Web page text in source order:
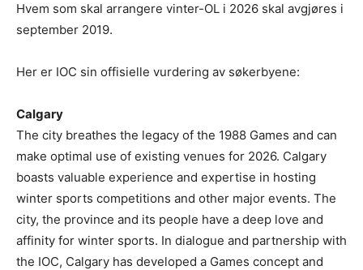
Hvem som skal arrangere vinter-OL i 2026 skal avgjøres i
september 2019.
Her er IOC sin offisielle vurdering av søkerbyene:
Calgary
The city breathes the legacy of the 1988 Games and can
make optimal use of existing venues for 2026. Calgary
boasts valuable experience and expertise in hosting
winter sports competitions and other major events. The
city, the province and its people have a deep love and
affinity for winter sports. In dialogue and partnership with
the IOC, Calgary has developed a Games concept and